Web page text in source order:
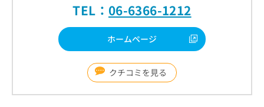
TEL： 06-6366-1212
ホームページ
クチコミを見る